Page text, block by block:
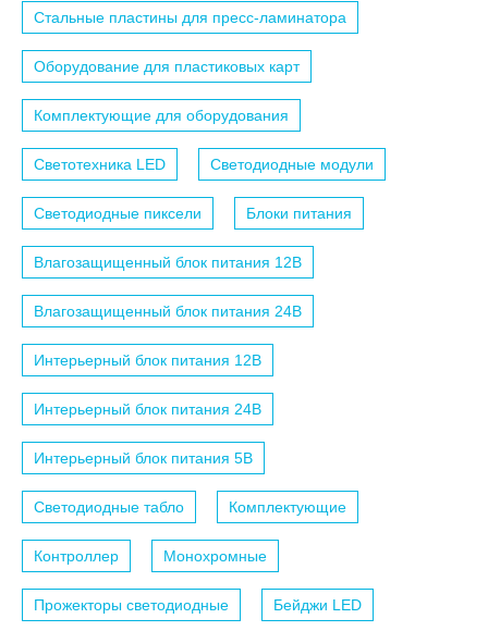
Стальные пластины для пресс-ламинатора
Оборудование для пластиковых карт
Комплектующие для оборудования
Светотехника LED Светодиодные модули
Светодиодные пиксели Блоки питания
Влагозащищенный блок питания 12B
Влагозащищенный блок питания 24B
Интерьерный блок питания 12B
Интерьерный блок питания 24B
Интерьерный блок питания 5B
Светодиодные табло Комплектующие
Контроллер Монохромные
Прожекторы светодиодные Бейджи LED